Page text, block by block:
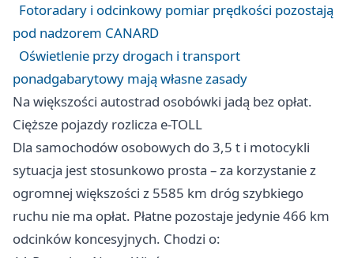
Fotoradary i odcinkowy pomiar prędkości pozostają
pod nadzorem CANARD
Oświetlenie przy drogach i transport
ponadgabarytowy mają własne zasady
Na większości autostrad osobówki jadą bez opłat.
Cięższe pojazdy rozlicza e-TOLL
Dla samochodów osobowych do 3,5 t i motocykli
sytuacja jest stosunkowo prosta – za korzystanie z
ogromnej większości z 5585 km dróg szybkiego
ruchu nie ma opłat. Płatne pozostaje jedynie 466 km
odcinków koncesyjnych. Chodzi o: